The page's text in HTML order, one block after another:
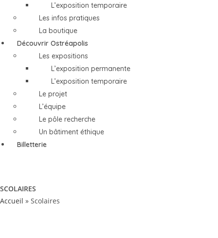
L’exposition temporaire
Les infos pratiques
La boutique
Découvrir Ostréapolis
Les expositions
L’exposition permanente
L’exposition temporaire
Le projet
L’équipe
Le pôle recherche
Un bâtiment éthique
Billetterie
SCOLAIRES
Accueil » Scolaires